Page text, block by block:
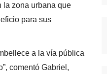
la zona urbana que
para sus
a la vía pública
comentó Gabriel,